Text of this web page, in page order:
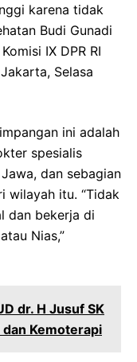
karena tidak
Budi Gunadi
IX DPR RI
Selasa
ini adalah
spesialis
dan sebagian
wilayah itu. “Tidak
dan bekerja di
Nias,”
dr. H Jusuf SK
dan Kemoterapi